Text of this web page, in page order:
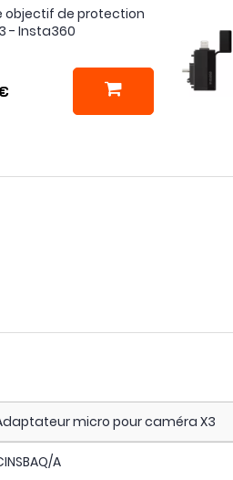
objectif de protection
- Insta360
micro pour caméra X3
A